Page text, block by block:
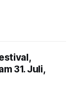
31. Juli,